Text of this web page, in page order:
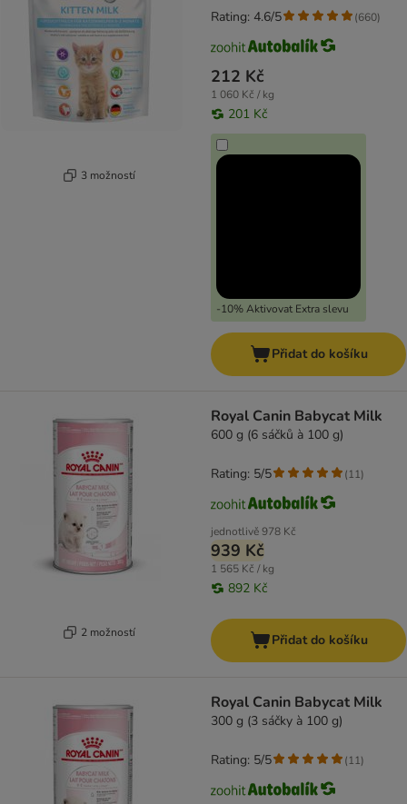
3 možností
212 Kč
1 060 Kč / kg
201 Kč
-10% Aktivovat Extra slevu
Rating: 4.6/5 (660)
Přidat do košíku
2 možností
Royal Canin Babycat Milk
600 g (6 sáčků à 100 g)
jednotlivě978 Kč
939 Kč
1 565 Kč / kg
892 Kč
Rating: 5/5 (11)
Přidat do košíku
Royal Canin Babycat Milk
300 g (3 sáčky à 100 g)
Rating: 5/5 (11)